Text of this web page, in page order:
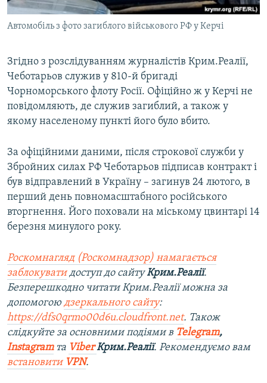
Автомобіль з фото загиблого військового РФ у Керчі
Згідно з розслідуванням журналістів Крим.Реалії,
Чеботарьов служив у 810-й бригаді
Чорноморського флоту Росії. Офіційно ж у Керчі не
повідомляють, де служив загиблий, а також у
якому населеному пункті його було вбито.
За офіційними даними, після строкової служби у
Збройних силах РФ Чеботарьов підписав контракт і
був відправлений в Україну – загинув 24 лютого, в
перший день повномасштабного російського
вторгнення. Його поховали на міському цвинтарі 14
березня минулого року.
Роскомнагляд (Роскомнадзор) намагається
заблокуватидоступ до сайтуКрим.Реалії.
Безперешкодно читати Крим.Реалії можна за
допомогою дзеркального сайту:
https://dfs0qrmo00d6u.cloudfront.net. Також
слідкуйте за основними подіями в Telegram,
Instagramта ViberКрим.Реалії. Рекомендуємо вам
встановити VPN.